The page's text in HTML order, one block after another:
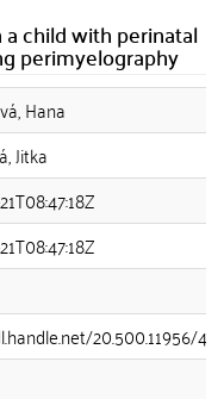
child with perinatal
perimyelography
Hana
Jitka
20.500.11956/